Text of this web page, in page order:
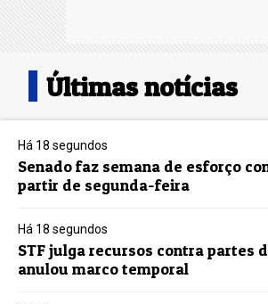
Últimas notícias
Há 18 segundos
Senado faz semana de esforço
partir de segunda-feira
Há 18 segundos
STF julga recursos contra partes
anulou marco temporal